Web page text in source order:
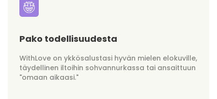
Pako todellisuudesta
WithLove on ykkösalustasi hyvän mielen elokuville,
täydellinen iltoihin sohvannurkassa tai ansaittuun
"omaan aikaasi."